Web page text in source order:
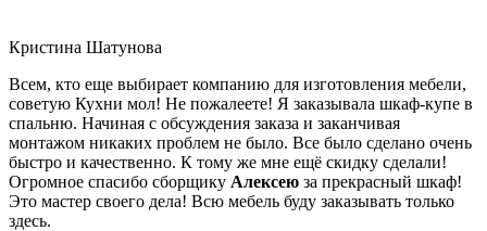
Кристина Шатунова
Всем, кто еще выбирает компанию для изготовления мебели,
советую Кухни мол! Не пожалеете! Я заказывала шкаф-купе в
спальню. Начиная с обсуждения заказа и заканчивая
монтажом никаких проблем не было. Все было сделано очень
быстро и качественно. К тому же мне ещё скидку сделали!
Огромное спасибо сборщику Алексею за прекрасный шкаф!
Это мастер своего дела! Всю мебель буду заказывать только
здесь.